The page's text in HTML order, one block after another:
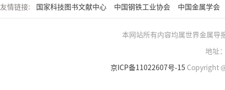
友情链接: 国家科技图书文献中心 中国钢铁工业协会 中国金属学会
本网站所有内容均属世界金属导
地址
京ICP备11022607号-15 Copyright